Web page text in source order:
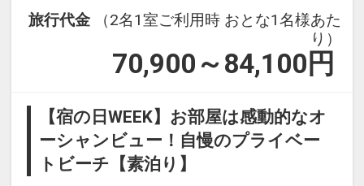
・プール・ビーチをご利用の際はラッシ
・スパ・サウナに関しましてはご利用を
■レストラン・バーのご利用について■
・メインダイニング「ファヌアン」・鉄
板焼レストラン「龍潭」のご利用は小学
■チェックアウト11：00■
【小さなお子様とご宿泊されるお客様
在いただけるよう、貸出アイテムとして
ベッドガードやベッドスペーサー等、各
種備品を用意しております。
旅行代金
（2名1室ご利用時 おとな1名様あた
り）
70,900～84,100 円
【宿の日WEEK】お部屋は感動的なオ
ーシャンビュー！自慢のプライベー
トビーチ【素泊り】